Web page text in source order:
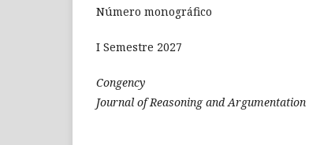
Número monográfico
I Semestre 2027
Congency
Journal of Reasoning and Argumentation